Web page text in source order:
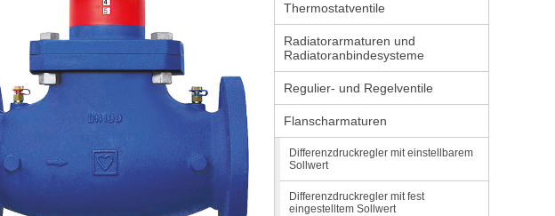
Thermostatventile
Radiatorarmaturen und
Radiatoranbindesysteme
Regulier- und Regelventile
Flanscharmaturen
Differenzdruckregler mit einstellbarem
Sollwert
Differenzdruckregler mit fest
eingestelltem Sollwert